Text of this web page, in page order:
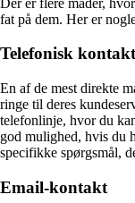
fat på dem. Her er
Telefonisk kontakt
En af de mest direkte
ringe til deres
telefonlinje, hvor du
god mulighed, hvis du
specifikke spørgsmål,
Email-kontakt